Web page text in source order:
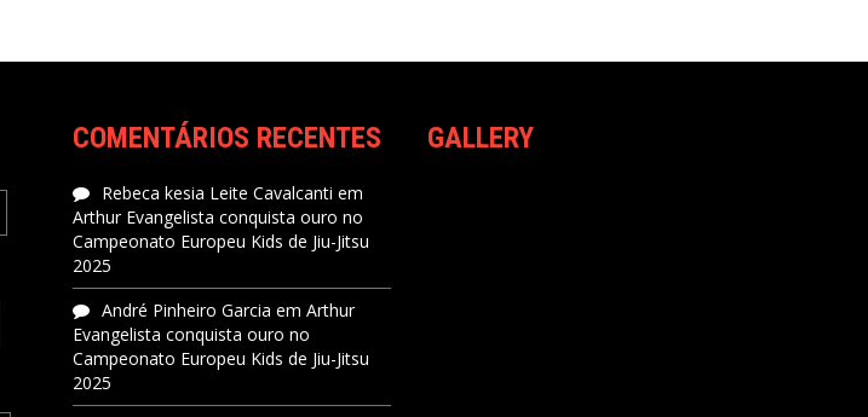
COMENTÁRIOS RECENTES
Rebeca kesia Leite Cavalcanti em
Arthur Evangelista conquista ouro no
Campeonato Europeu Kids de Jiu-Jitsu
2025
André Pinheiro Garcia em Arthur
Evangelista conquista ouro no
Campeonato Europeu Kids de Jiu-Jitsu
2025
GALLERY